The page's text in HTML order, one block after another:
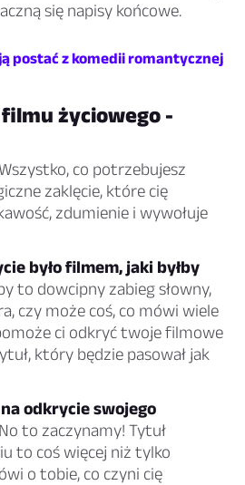
się napisy końcowe.
postać z komedii romantycznej
życiowego -
co potrzebujesz
zaklęcie, które cię
zdumienie i wywołuje
było filmem, jaki byłby
to dowcipny zabieg słowny,
czy może coś, co mówi wiele
ci odkryć twoje filmowe
który będzie pasował jak
odkrycie swojego
No to zaczynamy! Tytuł
to coś więcej niż tylko
o tobie, co czyni cię